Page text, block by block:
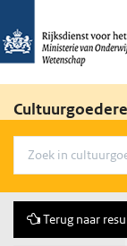
Terug naar